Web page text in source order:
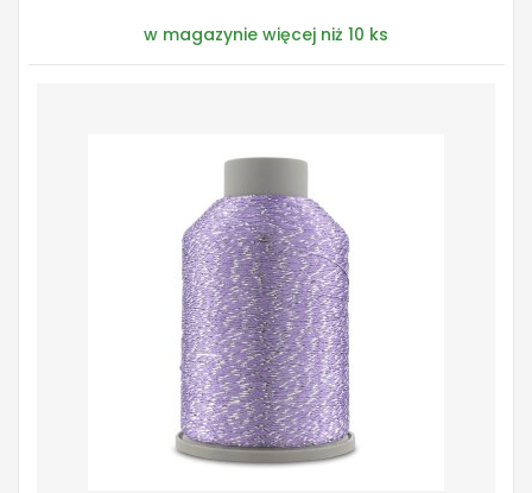
w magazynie więcej niż 10 ks